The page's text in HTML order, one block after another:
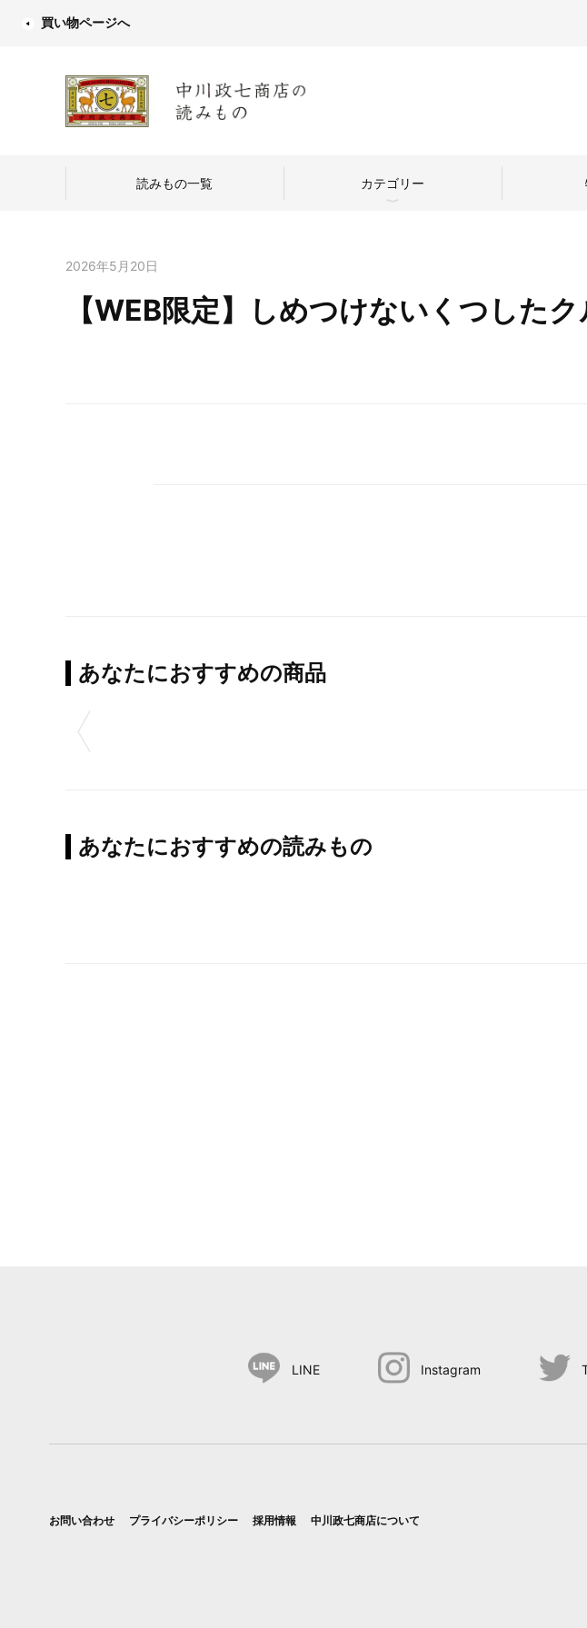
買い物ページへ
読みもの一覧 カテゴリー
中川政七商店のものづくり 日本の暮らし
2026年5月20日
【WEB限定】しめつけないくつした
あなたにおすすめの商品
あなたにおすすめの読みもの
LINE Instagram
お問い合わせ プライバシーポリシー 採用情報 中川政七商店について